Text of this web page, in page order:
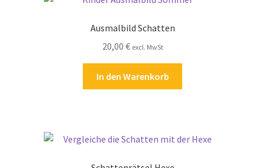
Ausmalbild Schatten
20,00 € excl. MwSt
In den Warenkorb